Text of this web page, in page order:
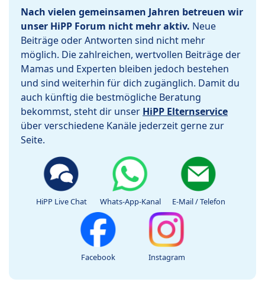
Nach vielen gemeinsamen Jahren betreuen wir
unser HiPP Forum nicht mehr aktiv. Neue
Beiträge oder Antworten sind nicht mehr
möglich. Die zahlreichen, wertvollen Beiträge der
Mamas und Experten bleiben jedoch bestehen
und sind weiterhin für dich zugänglich. Damit du
auch künftig die bestmögliche Beratung
bekommst, steht dir unser HiPP Elternservice
über verschiedene Kanäle jederzeit gerne zur
Seite.
HiPP Live Chat Whats-App-Kanal E-Mail / Telefon
Facebook Instagram